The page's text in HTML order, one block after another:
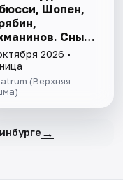
Шопен,
Сны
2026 •
(Верхняя
→